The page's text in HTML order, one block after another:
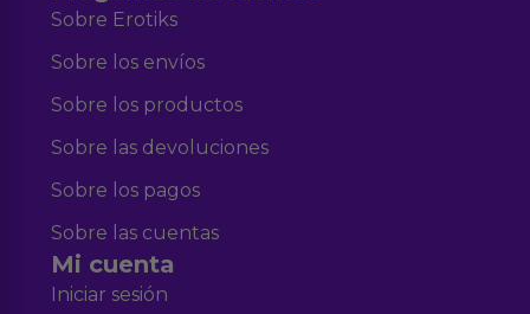
Sobre Erotiks
Sobre los envíos
Sobre los productos
Sobre las devoluciones
Sobre los pagos
Sobre las cuentas
Mi cuenta
Iniciar sesión